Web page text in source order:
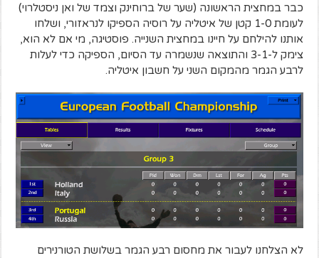
כבר במחצית הראשונה (שער של ברוחינק וצמד של ואן ניסטלרוי)
לעומת 1-0 קטן של איטליה על רוסיה הספיקו לנראזורי, ושלחו
אותנו להילחם על חיינו במחצית השנייה. פוסטיגה, מי אם לא הוא,
צימק ל-3-1 והתוצאה שנשמרה עד הסיום, הספיקה כדי לעלות
לרבע הגמר מהמקום השני על חשבון איטליה.
לא הצלחנו לעבור את מחסום רבע הגמר בשלושת הטורנירים